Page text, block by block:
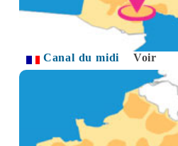
Canal du midi Voir